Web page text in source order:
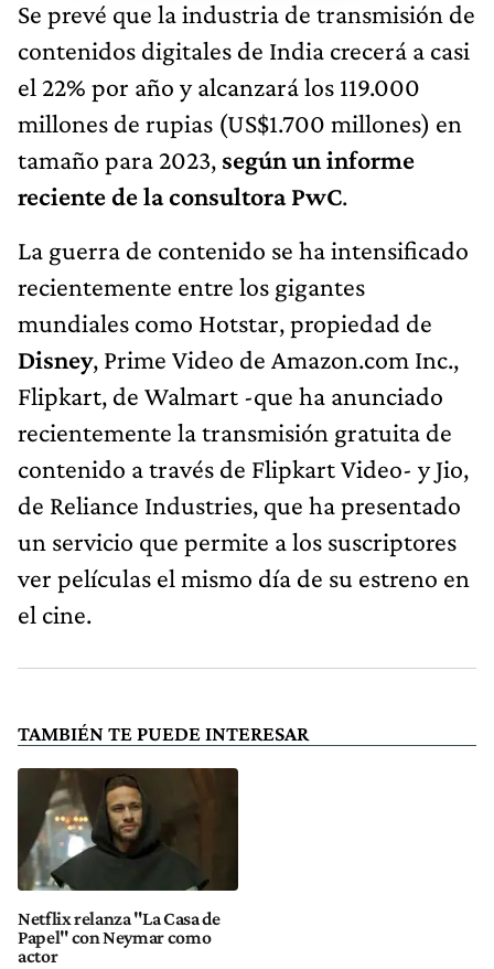
Se prevé que la industria de transmisión de
contenidos digitales de India crecerá a casi
el 22% por año y alcanzará los 119.000
millones de rupias (US$1.700 millones) en
tamaño para 2023, según un informe
reciente de la consultora PwC.
La guerra de contenido se ha intensificado
recientemente entre los gigantes
mundiales como Hotstar, propiedad de
Disney, Prime Video de Amazon.com Inc.,
Flipkart, de Walmart -que ha anunciado
recientemente la transmisión gratuita de
contenido a través de Flipkart Video- y Jio,
de Reliance Industries, que ha presentado
un servicio que permite a los suscriptores
ver películas el mismo día de su estreno en
el cine.
TAMBIÉN TE PUEDE INTERESAR
Netflix relanza "La Casa de
Papel" con Neymar como
actor